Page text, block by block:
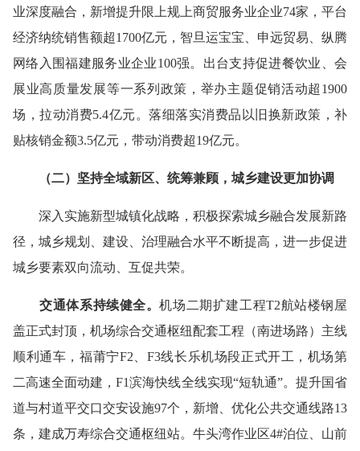
业深度融合，新增提升限上规上商贸服务业企业74家，平台
经济纳统销售额超1700亿元，智旦运宝宝、申远贸易、纵腾
网络入围福建服务业企业100强。出台支持促进餐饮业、会
展业高质量发展等一系列政策，举办主题促销活动超1900
场，拉动消费5.4亿元。落细落实消费品以旧换新政策，补
贴核销金额3.5亿元，带动消费超19亿元。
（二）坚持全域新区、 统筹兼顾 ，城乡建设更加协调
深入实施新型城镇化战略，积极探索城乡融合发展新路
径，城乡规划、建设、治理融合水平不断提高，进一步促进
城乡要素双向流动、互促共荣。
交通体系持续健全。机场二期扩建工程T2航站楼钢屋
盖正式封顶，机场综合交通枢纽配套工程（南进场路）主线
顺利通车，福莆宁F2、F3线长乐机场段正式开工，机场第
二高速全面动建，F1滨海快线全线实现“短轨通”。提升国省
道与村道平交口交安设施97个，新增、优化公共交通线路13
条，建成万寿综合交通枢纽站。牛头湾作业区4#泊位、山前